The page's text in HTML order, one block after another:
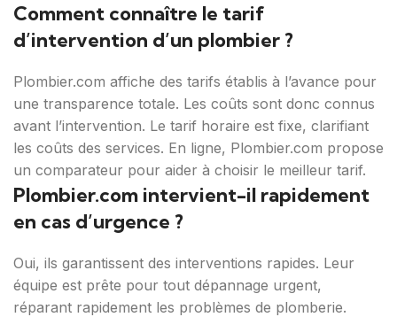
Comment connaître le tarif
d’intervention d’un plombier ?
Plombier.com affiche des tarifs établis à l’avance pour
une transparence totale. Les coûts sont donc connus
avant l’intervention. Le tarif horaire est fixe, clarifiant
les coûts des services. En ligne, Plombier.com propose
un comparateur pour aider à choisir le meilleur tarif.
Plombier.com intervient-il rapidement
en cas d’urgence ?
Oui, ils garantissent des interventions rapides. Leur
équipe est prête pour tout dépannage urgent,
réparant rapidement les problèmes de plomberie.